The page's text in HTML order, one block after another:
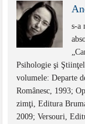
s-a
Psihologie şi
volumele: Departe
Românesc, 1993;
zimţi, Editura
2009; Versouri,